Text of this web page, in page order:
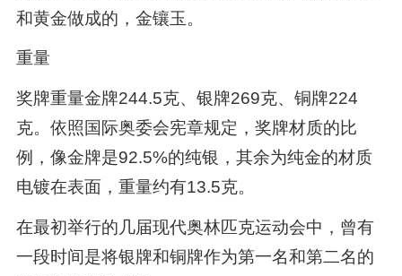
和黄金做成的，金镶玉。
重量
奖牌重量金牌244.5克、银牌269克、铜牌224
克。依照国际奥委会宪章规定，奖牌材质的比
例，像金牌是92.5%的纯银，其余为纯金的材质
电镀在表面，重量约有13.5克。
在最初举行的几届现代奥林匹克运动会中，曾有
一段时间是将银牌和铜牌作为第一名和第二名的